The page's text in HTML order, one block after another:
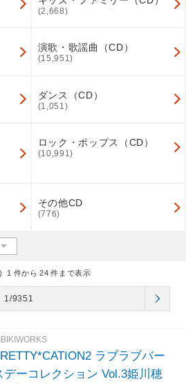
(2,668)
演歌・歌謡曲（CD）
(15,951)
ダンス（CD）
(1,051)
ロック・ポップス（CD）
(10,991)
その他CD
(776)
1 件から 24 件まで表示
1/9351
ラブラブバー
デーコレクション Vol.3姫川穂